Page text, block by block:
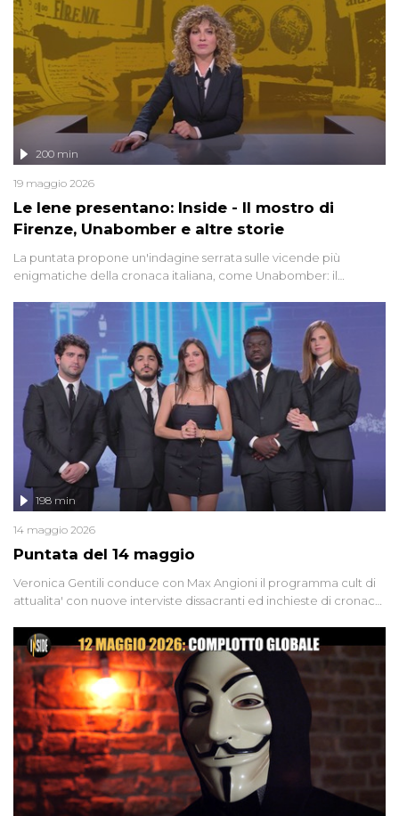
Le Iene presentano: Inside - Il mostro di
Firenze, Unabomber e altre storie
200 min
19 maggio 2026
La puntata propone un'indagine serrata sulle vicende più
enigmatiche della cronaca italiana, come Unabomber: il
'90 e il 2000 che, inquietantemente, potrebbe essere ancora in
libertà. Lo speciale affronta inoltre le zone d'ombra sul Mostro di
Firenze, le cui responsabilità appaiono ancora oggi avvolte in un
groviglio di dubbi mai chiariti. Nel corso dello speciale anche
l'intervista inedita a Olindo Romano, realizzata ne...
Puntata del 14 maggio
198 min
14 maggio 2026
Veronica Gentili conduce con Max Angioni il programma cult di
attualita' con nuove interviste dissacranti ed inchieste di cronaca